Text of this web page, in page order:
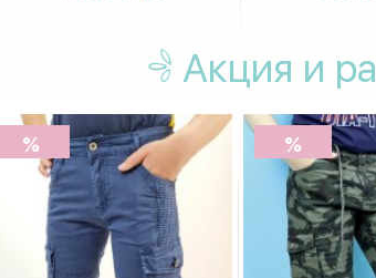
Акция и
% %